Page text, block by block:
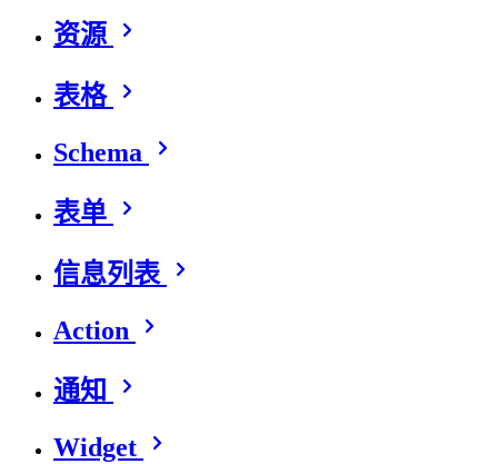
资源
表格
Schema
表单
信息列表
Action
通知
Widget